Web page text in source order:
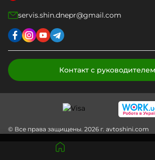
servis.shin.dnepr@gmail.com
Контакт с руководителем
© Все права защищены. 2026 г. avtoshini.com